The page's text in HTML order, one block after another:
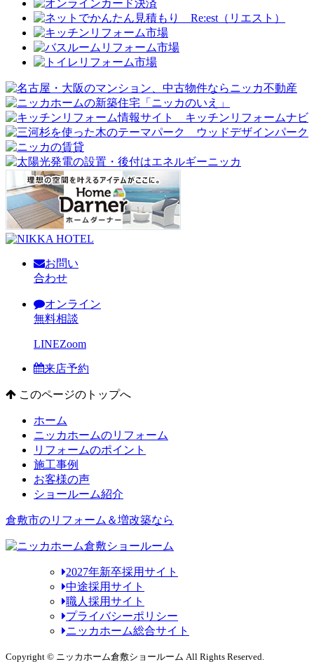
お問い
合わせ
オンライン
無料相談
LINEZoom
来店予約
このページのトップへ
ホーム
ニッカホームのリフォーム
リフォームのポイント
施工事例
お客様の声
ショールーム紹介
倉敷市のリフォーム＆増改築なら
2027年新卒採用サイト
中途採用サイト
職人採用サイト
プライバシーポリシー
ニッカホーム総合サイト
Copyright © ニッカホーム倉敷ショールーム All Rights Reserved.